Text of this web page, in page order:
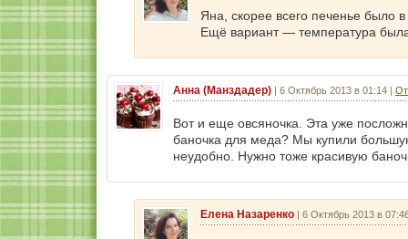
Яна, скорее всего печенье было
Ещё вариант — температура
Анна (Манздадер) 6 Октябрь 2013 в 01:14
Вот и еще овсяночка. Эта уже
баночка для меда? Мы купили
неудобно. Нужно тоже красивую
Елена Назаренко 6 Октябрь 2013 в